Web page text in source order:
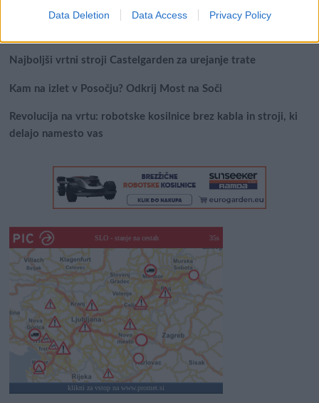
Data Deletion Data Access Privacy Policy
Najboljši vrtni stroji Castelgarden za urejanje trate
Kam na izlet v Posočju? Odkrij Most na Soči
Revolucija na vrtu: robotske kosilnice brez kabla in stroji, ki
delajo namesto vas
SLO - stanje na cestah 30s
klikni za vstop na www.promet.si